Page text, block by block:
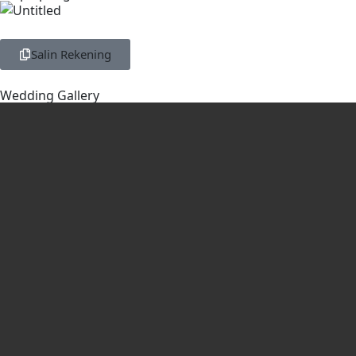
Salin Rekening
Wedding Gallery